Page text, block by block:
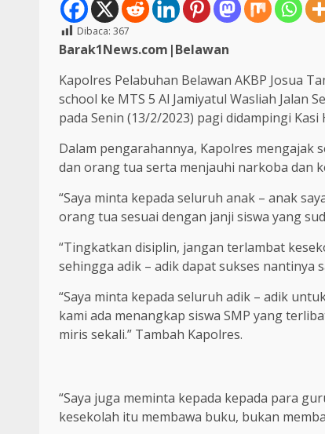
Dibaca: 367
Barak1News.com|Belawan
Kapolres Pelabuhan Belawan AKBP Josua
school ke MTS 5 Al Jamiyatul Wasliah Jalan
pada Senin (13/2/2023) pagi didampingi Kasi
Dalam pengarahannya, Kapolres
dan orang tua serta menjauhi narkoba dan
“Saya minta kepada seluruh anak – anak
orang tua sesuai dengan janji siswa yang
“Tingkatkan disiplin, jangan terlambat
sehingga adik – adik dapat sukses nantinya
“Saya minta kepada seluruh adik – adik
kami ada menangkap siswa SMP yang
miris sekali.” Tambah Kapolres.
“Saya juga meminta kepada kepada para
kesekolah itu membawa buku, bukan